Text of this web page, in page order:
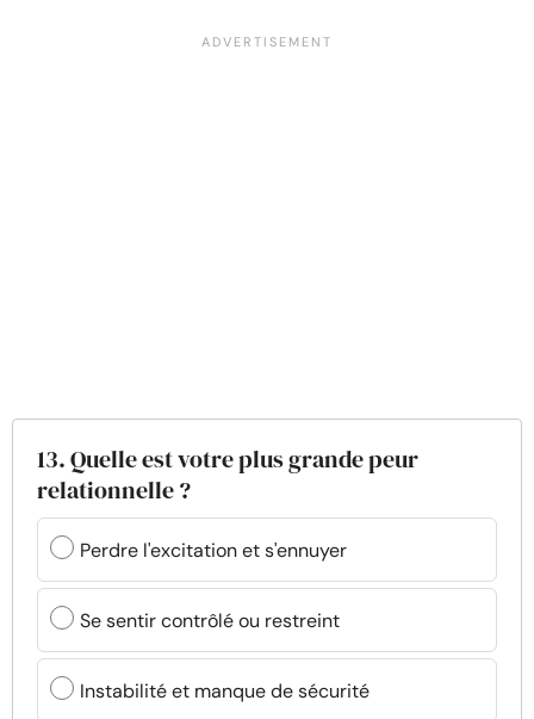
13. Quelle est votre plus grande peur
relationnelle ?
Perdre l'excitation et s'ennuyer
Se sentir contrôlé ou restreint
Instabilité et manque de sécurité